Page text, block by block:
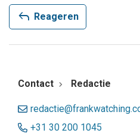
reply Reageren
Contact Redactie
+31 30 200 1045